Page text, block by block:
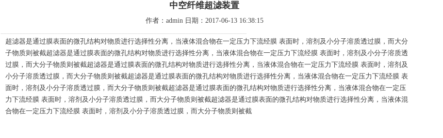
中空纤维超滤装置
作者：admin 日期：2017-06-13 16:38:15
-------------------------------------------------------------------------------------------------------------------------------------------------------------------------
超滤器是通过膜表面的微孔结构对物质进行选择性分离，当液体混合物在一定压力下流经膜 表面时，溶剂及小分子溶质透过膜，而大分
子物质则被截超滤器是通过膜表面的微孔结构对物质进行选择性分离，当液体混合物在一定压力下流经膜 表面时，溶剂及小分子溶质透
过膜，而大分子物质则被截超滤器是通过膜表面的微孔结构对物质进行选择性分离，当液体混合物在一定压力下流经膜 表面时，溶剂及
小分子溶质透过膜，而大分子物质则被截超滤器是通过膜表面的微孔结构对物质进行选择性分离，当液体混合物在一定压力下流经膜 表
面时，溶剂及小分子溶质透过膜，而大分子物质则被截超滤器是通过膜表面的微孔结构对物质进行选择性分离，当液体混合物在一定压
力下流经膜 表面时，溶剂及小分子溶质透过膜，而大分子物质则被截超滤器是通过膜表面的微孔结构对物质进行选择性分离，当液体混
合物在一定压力下流经膜 表面时，溶剂及小分子溶质透过膜，而大分子物质则被截